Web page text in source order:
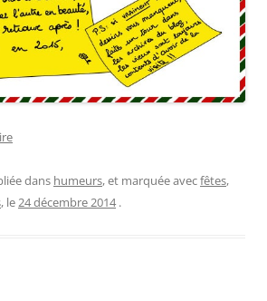
dans humeurs, et marquée avecfêtes,
, le24 décembre 2014 .